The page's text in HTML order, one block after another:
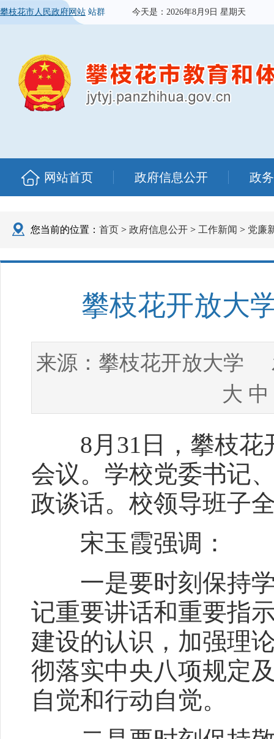
攀枝花市人民政府网站 站群 今天是： 2026年8月9日 星期天
网站首页 政府信息公开 政
您当前的位置： 首页 > 政府信息公开 > 工作新闻 > 党廉
攀枝花开放大
来源： 攀枝花开放大学
大 中
8月31日，攀枝花
会议。学校党委书记
政谈话。校领导班子
宋玉霞强调：
一是要时刻保持学
记重要讲话和重要指
建设的认识，加强理
彻落实中央八项规定
自觉和行动自觉。